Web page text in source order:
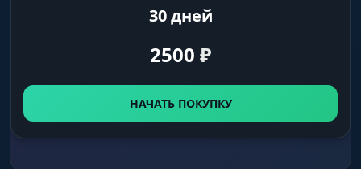
30 дней
2500 ₽
НАЧАТЬ ПОКУПКУ